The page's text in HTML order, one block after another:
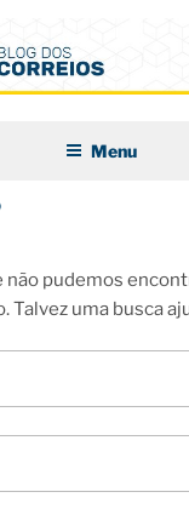
Menu
pudemos
Talvez uma busca